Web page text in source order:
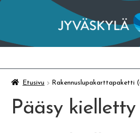
Siirry
Siirry
sisältöön
Taidemuseo & Ratamo
Suomen käsityön museo
Etusivu Rakennuslupakarttapaketti
Pääsy kielletty